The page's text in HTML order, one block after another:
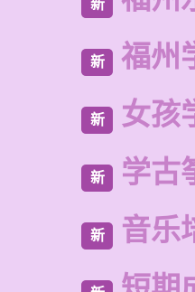
新
新 福州
新 女孩
新 学古
新 音乐